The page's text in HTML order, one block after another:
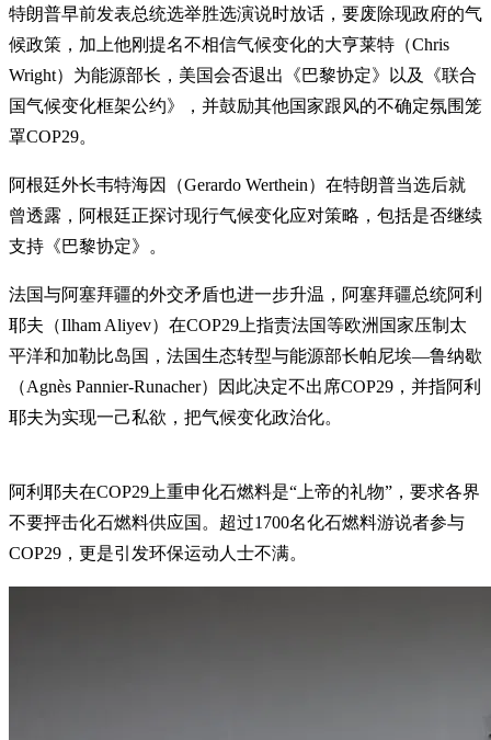
特朗普早前发表总统选举胜选演说时放话，要废除现政府的气
候政策，加上他刚提名不相信气候变化的大亨莱特（Chris
Wright）为能源部长，美国会否退出《巴黎协定》以及《联合
国气候变化框架公约》，并鼓励其他国家跟风的不确定氛围笼
罩COP29。
阿根廷外长韦特海因（Gerardo Werthein）在特朗普当选后就
曾透露，阿根廷正探讨现行气候变化应对策略，包括是否继续
支持《巴黎协定》。
法国与阿塞拜疆的外交矛盾也进一步升温，阿塞拜疆总统阿利
耶夫（Ilham Aliyev）在COP29上指责法国等欧洲国家压制太
平洋和加勒比岛国，法国生态转型与能源部长帕尼埃—鲁纳歇
（Agnès Pannier-Runacher）因此决定不出席COP29，并指阿利
耶夫为实现一己私欲，把气候变化政治化。
阿利耶夫在COP29上重申化石燃料是“上帝的礼物”，要求各界
不要抨击化石燃料供应国。超过1700名化石燃料游说者参与
COP29，更是引发环保运动人士不满。